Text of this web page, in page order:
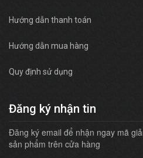
Hướng dẫn thanh toán
Hướng dẫn mua hàng
Quy định sử dụng
Đăng ký nhận tin
Đăng ký email để nhận ngay mã
sản phẩm trên cửa hàng